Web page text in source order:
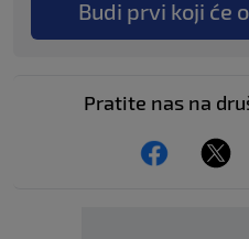
Budi prvi koji će
Pratite nas na